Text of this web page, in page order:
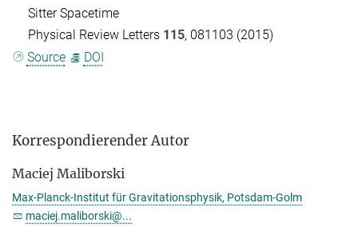
Sitter Spacetime
Physical Review Letters 115, 081103 (2015)
Source
DOI
Korrespondierender Autor
Maciej Maliborski
Max-Planck-Institut für Gravitationsphysik, Potsdam-Golm
maciej.maliborski@...